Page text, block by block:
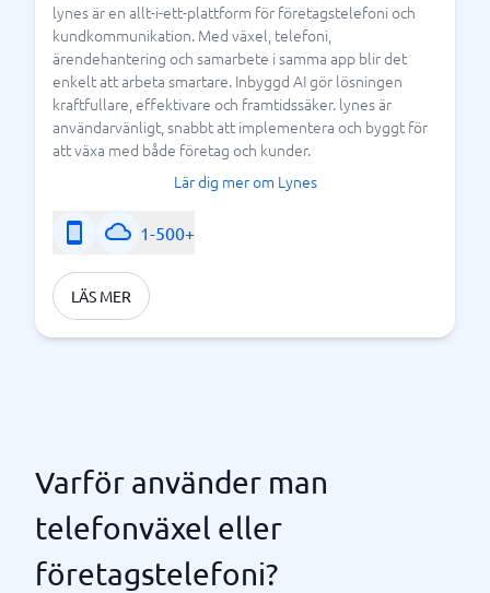
lynes är en allt-i-ett-plattform för företagstelefoni och
kundkommunikation. Med växel, telefoni,
ärendehantering och samarbete i samma app blir det
enkelt att arbeta smartare. Inbyggd AI gör lösningen
kraftfullare, effektivare och framtidssäker. lynes är
användarvänligt, snabbt att implementera och byggt för
att växa med både företag och kunder.
Lär dig mer om Lynes
1-500+
LÄS MER
Varför använder man
telefonväxel eller
företagstelefoni?